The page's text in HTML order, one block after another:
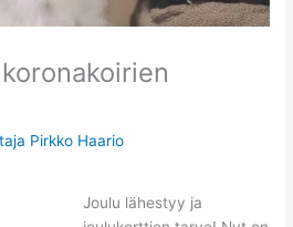
Pirkko Haario
Joulu lähestyy ja